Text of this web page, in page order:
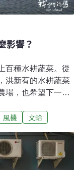
影響？
百種水耕蔬菜。從
洪新䒴的水耕蔬菜
場，也希望下一代
申請將近一百支 芳
者申請設立陸域風
堅決反對，也組成
機有4支，位在
風機 文蛤